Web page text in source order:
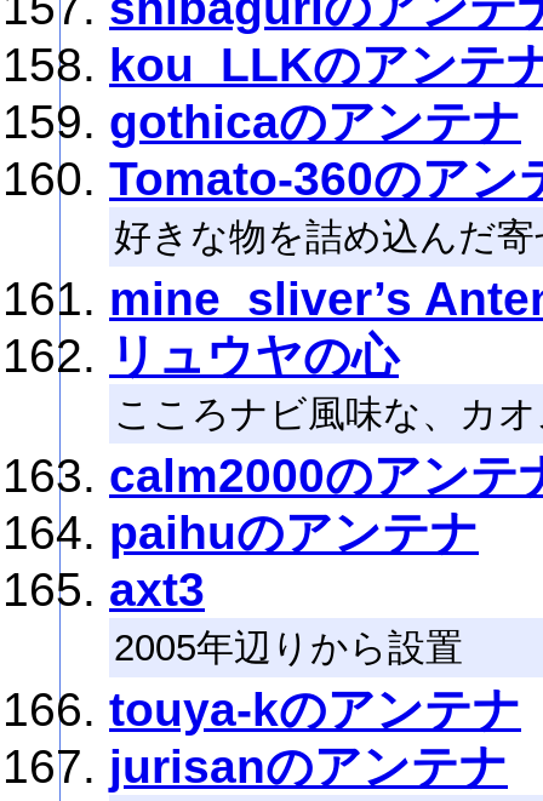
kou_LLKのアンテ
gothicaのアンテナ
Tomato-360のアン
好きな物を詰め込んだ
mine_sliver’s
リュウヤの心
こころナビ風味な、カ
calm2000のアンテ
paihuのアンテナ
axt3
2005年辺りから設置
touya-kのアンテナ
jurisanのアンテナ